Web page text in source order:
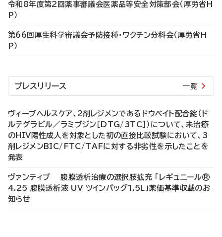
令和8年度第2回薬事審議会医薬品等安全対策部会（厚労省H
P）
第66回厚生科学審議会予防接種・ワクチン分科会（厚労省H
P）
プレスリリース 一覧
ヴィーブヘルスケア、2剤レジメンであるドウベイト配合錠（ド
ルテグラビル／ラミブジン［DTG/3TC］）について、未治療
のHIV陽性成人を対象とした初の直接比較試験において、3
剤レジメンBIC/FTC/TAFに対する非劣性を示したことを
発表
ヴァンティブ 腹膜透析治療の選択肢拡充 「レギュニール®
4.25 腹膜透析液 UV ツインバッグ1.5L」薬価基準収載のお
知らせ